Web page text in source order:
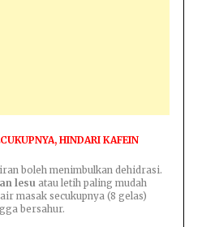
HINDARI KAFEIN
boleh menimbulkan dehidrasi.
lesu atau letih paling mudah
masak secukupnya (8 gelas)
bersahur.